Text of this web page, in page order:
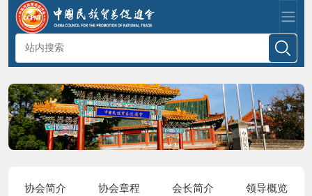
协会简介 协会章程 会长简介 领导概览